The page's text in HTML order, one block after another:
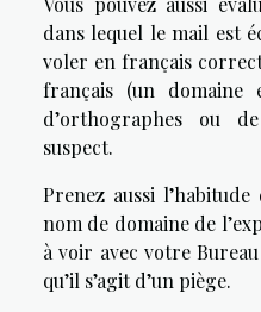
dans lequel le mail est
voler en français
français (un
d’orthographes ou
suspect.
Prenez aussi
nom de domaine de
à voir avec votre
qu’il s’agit d’un piège.